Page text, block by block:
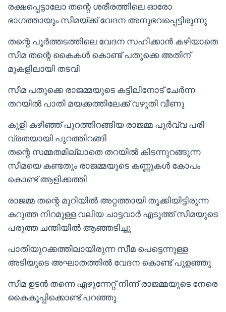
രക്ഷപ്പെട്ടാലോ തന്റെ ശരീരത്തിലെ ഓരോ
ഭാഗത്തായും സീമയ്ക്ക് വേദന അനുഭവപ്പെട്ടിരുന്നു
തന്റെ പൂർത്തടത്തിലെ വേദന സഹിക്കാൻ കഴിയാതെ
സീമ തന്റെ കൈകൾ കൊണ്ട് പതുക്കെ അതിന്
മുകളിലായി തടവി
സീമ പതുക്കെ രാജമ്മയുടെ കട്ടിലിനോട് ചേർന്ന
തറയിൽ പാതി മയക്കത്തിലേക്ക് വഴുതി വീണു
കുളി കഴിഞ്ഞ് പുറത്തിറങ്ങിയ രാജമ്മ പൂർവ്വ പരി
വ്രതയായി പുറത്തിറങ്ങി
തന്റെ സമ്മതമില്ലാതെ തറയിൽ കിടന്നുറങ്ങുന്ന
സീമയെ കണ്ടതും രാജമ്മയുടെ കണ്ണുകൾ കോപം
കൊണ്ട് ആളിക്കത്തി
രാജമ്മ തന്റെ മുറിയിൽ അറ്റത്തായി തൂക്കിയിട്ടിരുന്ന
കറുത്ത നിറമുള്ള വലിയ ചാട്ടവാർ എടുത്ത് സീമയുടെ
പരുത്ത ചന്തിയിൽ ആഞ്ഞടിച്ചു
പാതിയുറക്കത്തിലായിരുന്ന സീമ പെട്ടെന്നുള്ള
അടിയുടെ അഘാതത്തിൽ വേദന കൊണ്ട് പുളഞ്ഞു
സീമ ഉടൻ തന്നെ എഴുന്നേറ്റ് നിന്ന് രാജമ്മയുടെ നേരെ
കൈകൂപ്പിക്കൊണ്ട് പറഞ്ഞു